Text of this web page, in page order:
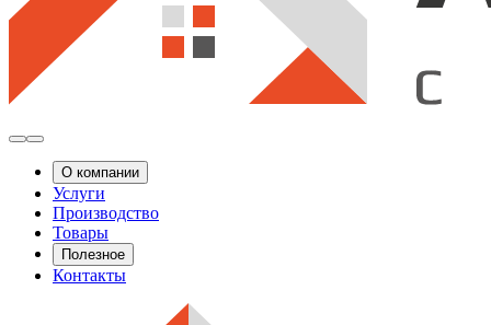
О компании
Услуги
Производство
Товары
Полезное
Контакты